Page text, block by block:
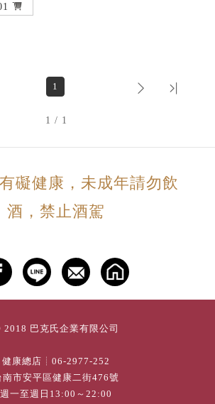
1
1 / 1
礙健康，未成年請勿飲
酒，禁止酒駕
2018 巴克氏企業有限公司
健康總店┊ 06-2977-252
南市安平區健康二街476號
週一至週日13:00～22:00